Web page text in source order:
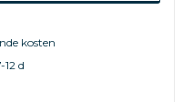
kosten
d